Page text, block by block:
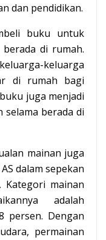
dan pendidikan.
buku untuk
di rumah.
keluarga
di rumah bagi
juga menjadi
berada di
mainan juga
dalam sepekan
mainan
adalah
persen. Dengan
permainan